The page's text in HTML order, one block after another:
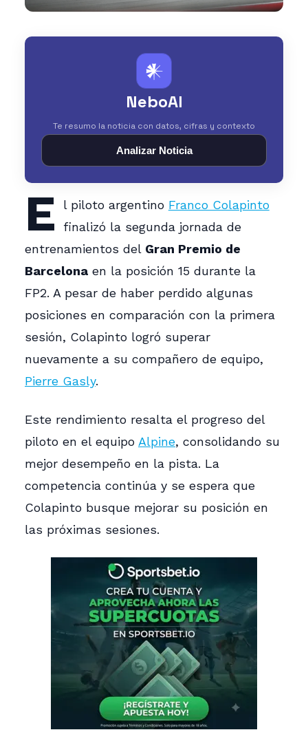
𒀭
NeboAI
Te resumo la noticia con datos, cifras y contexto
Analizar Noticia
E l piloto argentino Franco Colapinto
finalizó la segunda jornada de
entrenamientos del Gran Premio de
Barcelona en la posición 15 durante la
FP2. A pesar de haber perdido algunas
posiciones en comparación con la primera
sesión, Colapinto logró superar
nuevamente a su compañero de equipo,
Pierre Gasly.
Este rendimiento resalta el progreso del
piloto en el equipo Alpine, consolidando su
mejor desempeño en la pista. La
competencia continúa y se espera que
Colapinto busque mejorar su posición en
las próximas sesiones.